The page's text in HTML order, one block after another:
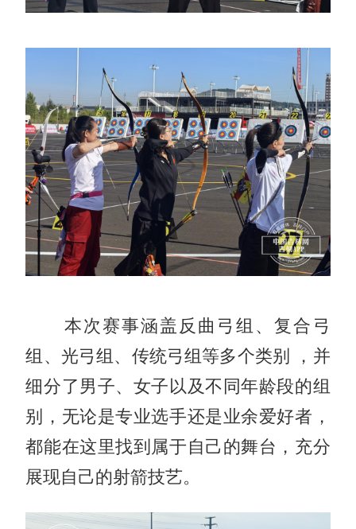
本次赛事涵盖反曲弓组、复合弓
组、光弓组、传统弓组等多个类别 ，并
细分了男子、女子以及不同年龄段的组
别，无论是专业选手还是业余爱好者，
都能在这里找到属于自己的舞台，充分
展现自己的射箭技艺。